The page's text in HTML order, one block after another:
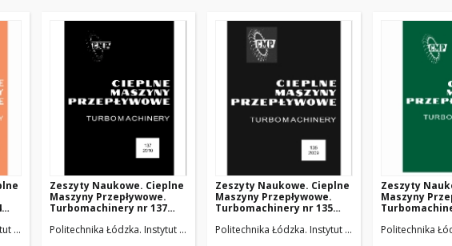
Maszyn Przepływowych.
Zeszyty Naukowe. Cieplne
Maszyny Przepływowe.
Turbomachinery nr 137
Politechnika Łódzka. Instytut Maszyn Przepływowych.
Zeszyty Naukowe. Cieplne
Maszyny Przepływowe.
Turbomachinery nr 135
Politechnika Łódzka. Instytut Maszyn Przepływowych.
Zeszyty
Maszyny
Politechnika